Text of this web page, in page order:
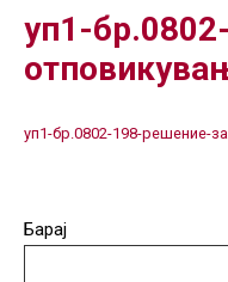
РФ
СПЕКТАР
ТЕЛЕКОМУНИКАЦИИ
ПАЗАР
уп1-
уп1-бр.0802-198-решение-
Барај